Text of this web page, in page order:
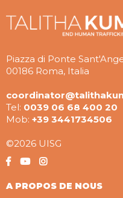
Piazza di Ponte
00186 Roma, Italia
Tel: 0039 06 68 400 20
Mob: +39 3441734506
©2026 UISG
A PROPOS DE NOUS